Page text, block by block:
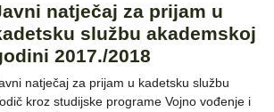
natječaj za prijam u
službu akademskoj
2017./2018
natječaj za prijam u kadetsku službu
kroz studijske programe Vojno vođenje i